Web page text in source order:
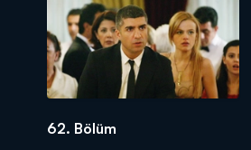
Bu sırada
gelmiştir.
Baran'ın
doğum
62. Bölüm